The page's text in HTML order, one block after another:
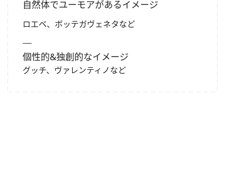
自然体でユーモアがあるイメージ
ロエベ、ボッテガヴェネタなど
個性的&独創的なイメージ
グッチ、ヴァレンティノなど